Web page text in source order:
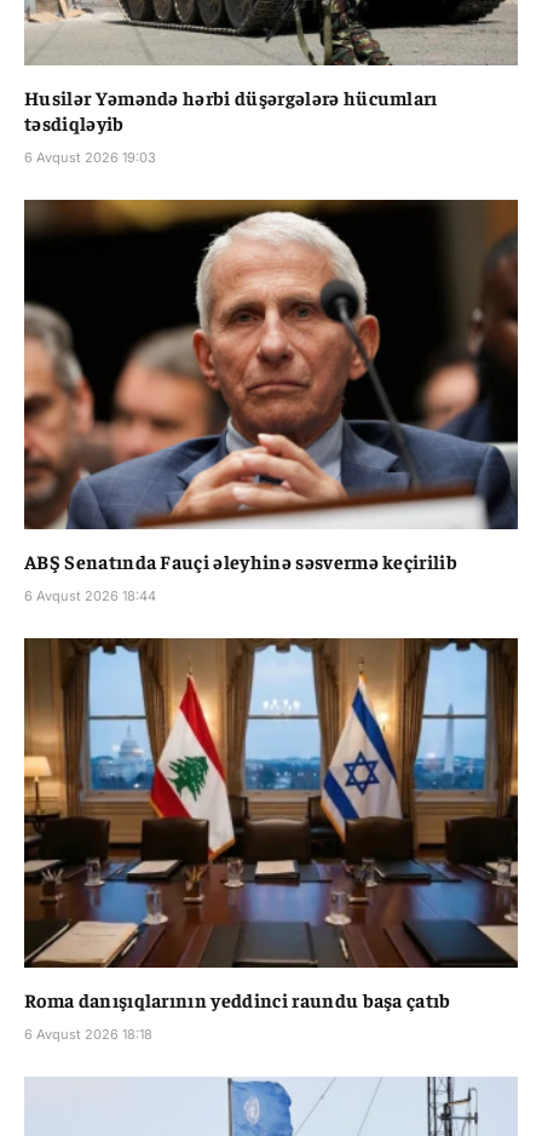
Husilər Yəməndə hərbi düşərgələrə hücumları
təsdiqləyib
6 Avqust 2026 19:03
ABŞ Senatında Fauçi əleyhinə səsvermə keçirilib
6 Avqust 2026 18:44
Roma danışıqlarının yeddinci raundu başa çatıb
6 Avqust 2026 18:18